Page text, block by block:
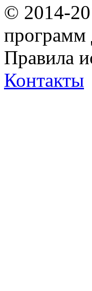
© 2014-
программ
Правила
Контакты